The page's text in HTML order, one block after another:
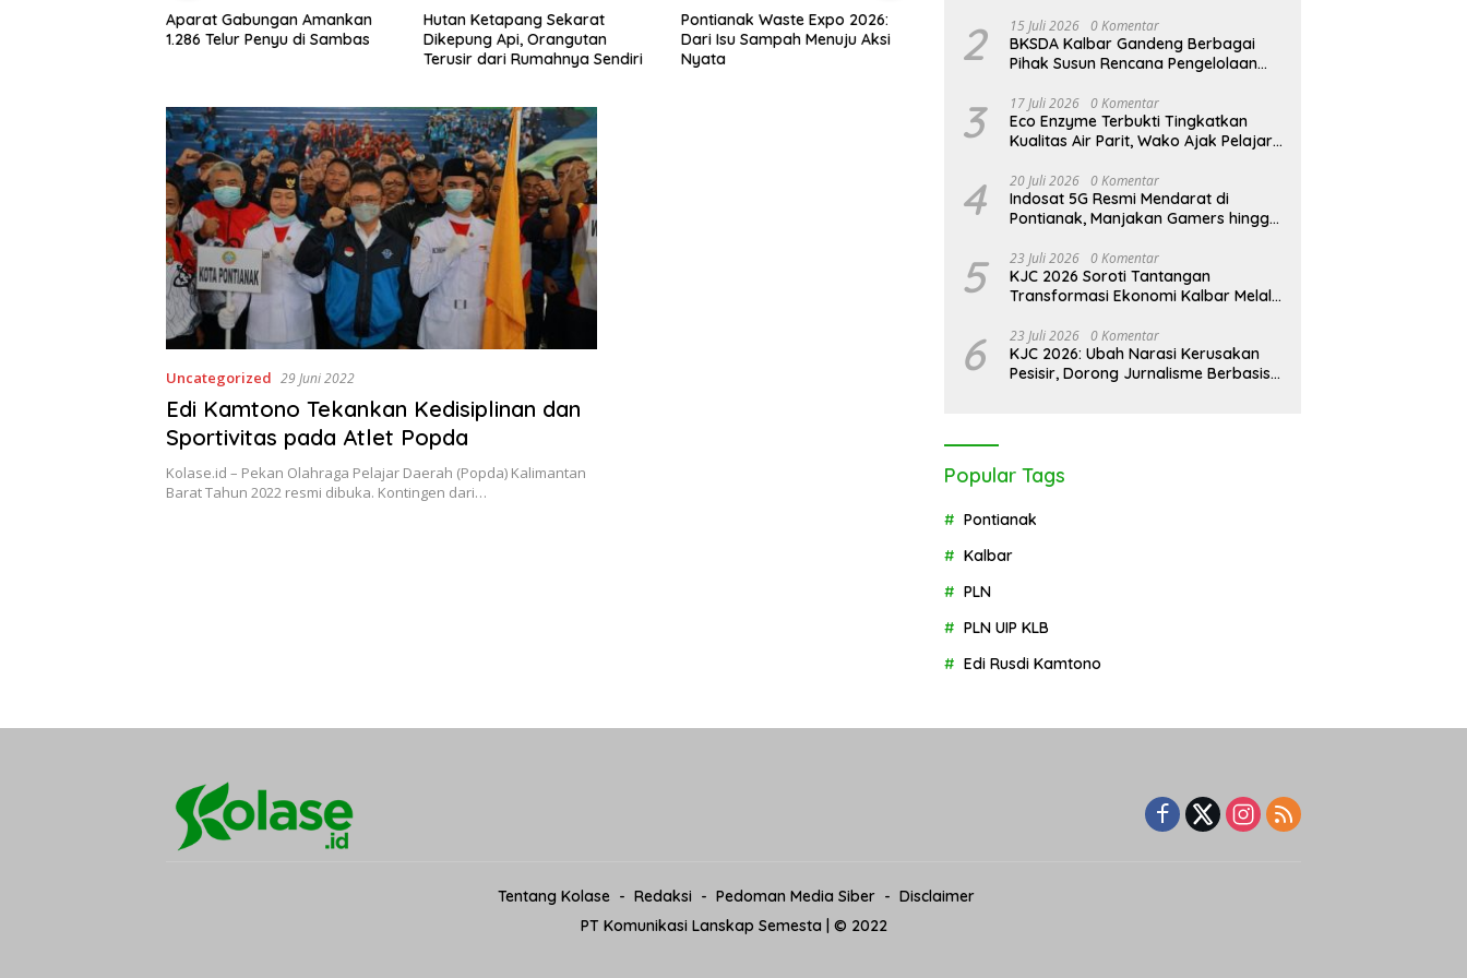
Aparat Gabungan Amankan
1.286 Telur Penyu di Sambas
Hutan Ketapang Sekarat
Dikepung Api, Orangutan
Terusir dari Rumahnya Sendiri
Pontianak Waste Expo 2026:
Dari Isu Sampah Menuju Aksi
Nyata
Bantai 2.600 Trenggiling Demi
Mitos Sesat, Polisi Gulung Mafia
Satwa di Pontianak Bersama
PT Equator Sumber Rezeki
Uncategorized 29 Juni 2022
Edi Kamtono Tekankan Kedisiplinan dan
Sportivitas pada Atlet Popda
Kolase.id – Pekan Olahraga Pelajar Daerah (Popda) Kalimantan
Barat Tahun 2022 resmi dibuka. Kontingen dari…
2 15 Juli 2026 0 Komentar
BKSDA Kalbar Gandeng Berbagai
Pihak Susun Rencana Pengelolaan
Karimata 2027-2036
3 17 Juli 2026 0 Komentar
Eco Enzyme Terbukti Tingkatkan
Kualitas Air Parit, Wako Ajak Pelajar
4 20 Juli 2026 0 Komentar
Indosat 5G Resmi Mendarat di
Pontianak, Manjakan Gamers hingga
5 23 Juli 2026 0 Komentar
KJC 2026 Soroti Tantangan
Transformasi Ekonomi Kalbar Melalui
6 23 Juli 2026 0 Komentar
KJC 2026: Ubah Narasi Kerusakan
Pesisir, Dorong Jurnalisme Berbasis
Popular Tags
Pontianak
Kalbar
PLN
PLN UIP KLB
Edi Rusdi Kamtono
Tentang Kolase Redaksi Pedoman Media Siber
Disclaimer
PT Komunikasi Lanskap Semesta | © 2022